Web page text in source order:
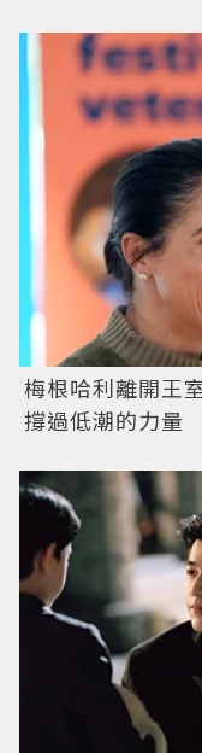
梅根哈利離開王
撐過低潮的力量